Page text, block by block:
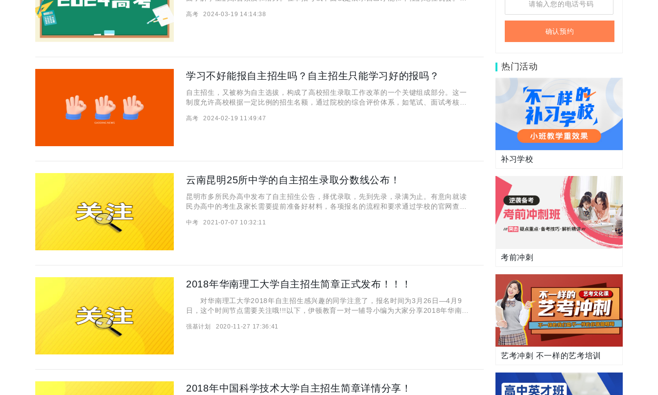
显得非常重要。自主招生面试的问题通常涵盖多个方面，包括个人经历、兴
高考 2024-03-19 14:14:38
学习不好能报自主招生吗？自主招生只能学习好的报吗？
自主招生，又被称为自主选拔，构成了高校招生录取工作改革的一个关键组成部分。这一
制度允许高校根据一定比例的招生名额，通过院校的综合评价体系，如笔试、面试考核
提供一种补充机制，同时也是中国高校招生录取制度改革的重要举措之一，旨
高考 2024-02-19 11:49:47
云南昆明25所中学的自主招生录取分数线公布！
昆明市多所民办高中发布了自主招生公告，择优录取，先到先录，录满为止。有意向就读
民办高中的考生及家长需要提前准备好材料，各项报名的流程和要求通过学校的官网查
色化办学，各位昆明市的学生和家长们认真查看! 一、云南昆明25所
中考 2021-07-07 10:32:11
2018年华南理工大学自主招生简章正式发布！！！
对华南理工大学2018年自主招生感兴趣的同学注意了，报名时间为3月26日—4月9
日，这个时间节点需要关注哦!!!以下，伊顿教育一对一辅导小编为大家分享2018年华南理
于深化考试招生制度改革的实施意见》(
强基计划 2020-11-27 17:36:41
2018年中国科学技术大学自主招生简章详情分享！
确认预约
热门活动
补习学校
考前冲刺
艺考冲刺 不一样的艺考培训